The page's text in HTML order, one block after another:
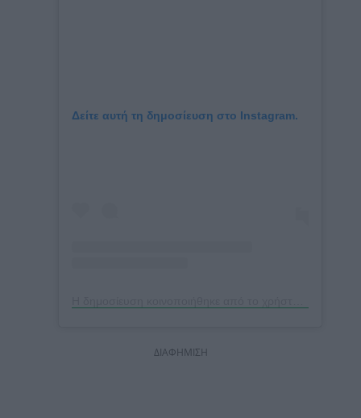
Δείτε αυτή τη δημοσίευση στο Instagram.
ΔΙΑΦΗΜΙΣΗ